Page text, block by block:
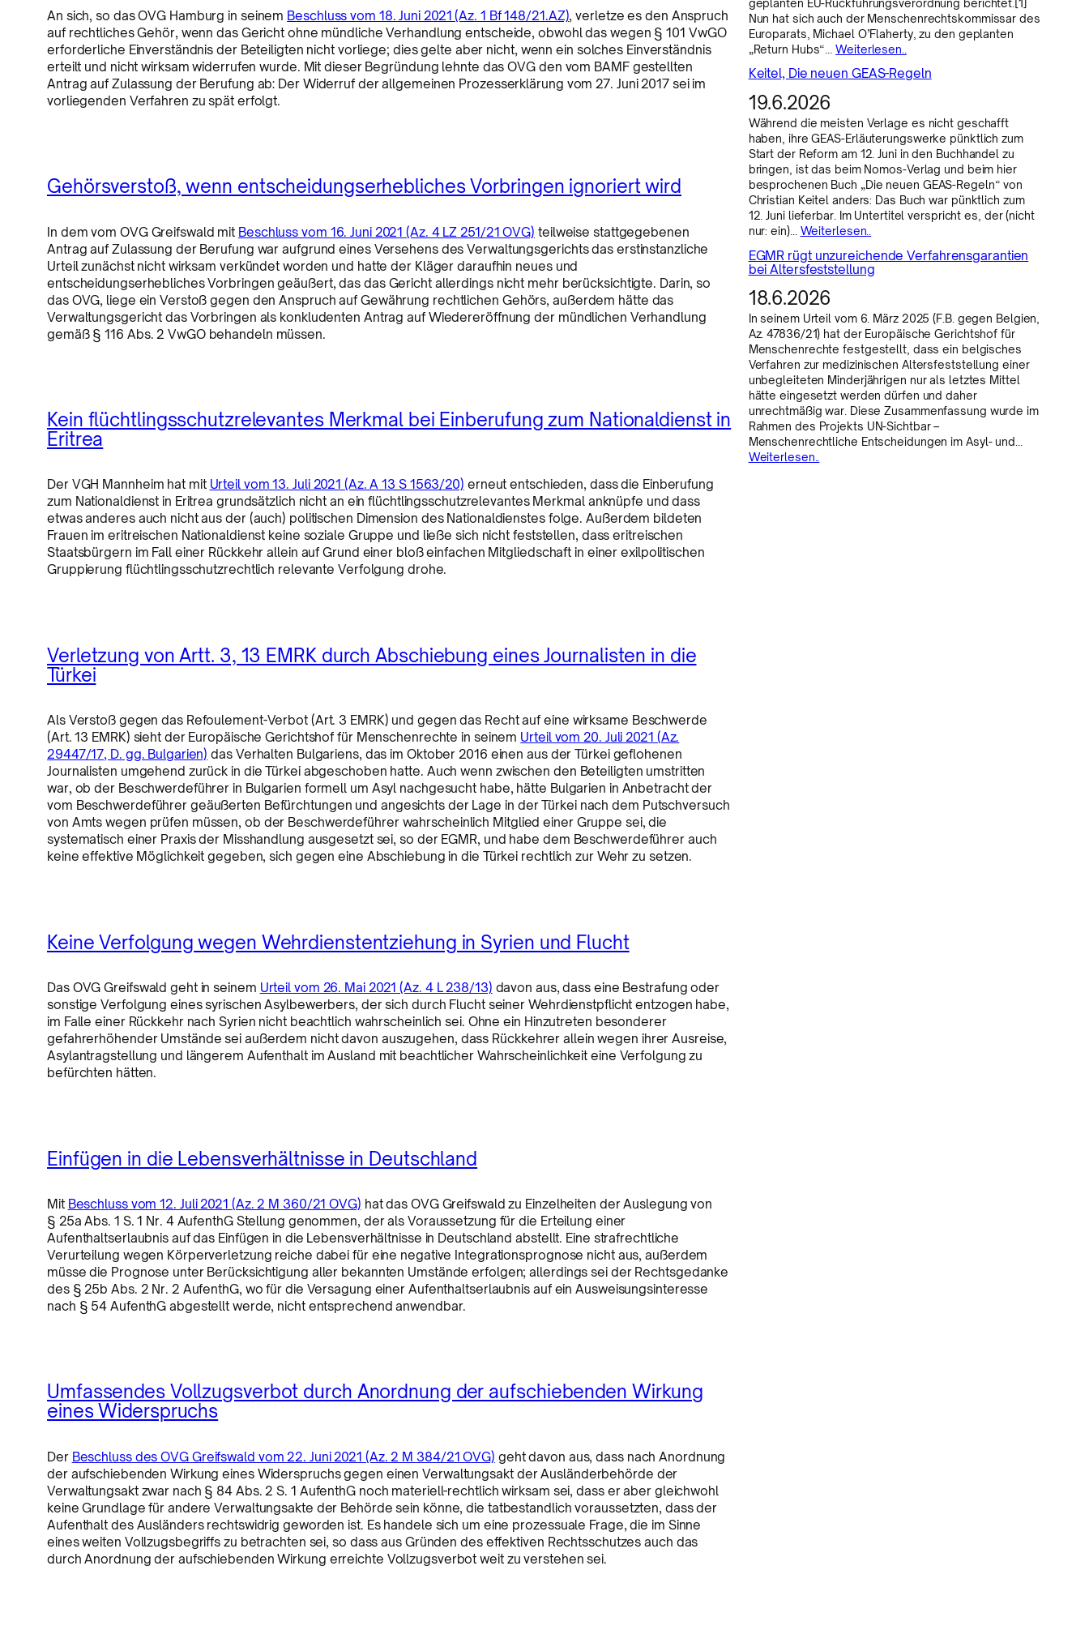
An sich, so das OVG Hamburg in seinem Beschluss vom 18. Juni 2021 (Az. 1 Bf 148/21.AZ), verletze es den Anspruch
auf rechtliches Gehör, wenn das Gericht ohne mündliche Verhandlung entscheide, obwohl das wegen § 101 VwGO
erforderliche Einverständnis der Beteiligten nicht vorliege; dies gelte aber nicht, wenn ein solches Einverständnis
erteilt und nicht wirksam widerrufen wurde. Mit dieser Begründung lehnte das OVG den vom BAMF gestellten
Antrag auf Zulassung der Berufung ab: Der Widerruf der allgemeinen Prozesserklärung vom 27. Juni 2017 sei im
vorliegenden Verfahren zu spät erfolgt.
Gehörsverstoß, wenn entscheidungserhebliches Vorbringen ignoriert wird
In dem vom OVG Greifswald mit Beschluss vom 16. Juni 2021 (Az. 4 LZ 251/21 OVG) teilweise stattgegebenen
Antrag auf Zulassung der Berufung war aufgrund eines Versehens des Verwaltungsgerichts das erstinstanzliche
Urteil zunächst nicht wirksam verkündet worden und hatte der Kläger daraufhin neues und
entscheidungserhebliches Vorbringen geäußert, das das Gericht allerdings nicht mehr berücksichtigte. Darin, so
das OVG, liege ein Verstoß gegen den Anspruch auf Gewährung rechtlichen Gehörs, außerdem hätte das
Verwaltungsgericht das Vorbringen als konkludenten Antrag auf Wiedereröffnung der mündlichen Verhandlung
gemäß § 116 Abs. 2 VwGO behandeln müssen.
Kein flüchtlingsschutzrelevantes Merkmal bei Einberufung zum Nationaldienst in
Eritrea
Der VGH Mannheim hat mit Urteil vom 13. Juli 2021 (Az. A 13 S 1563/20) erneut entschieden, dass die Einberufung
zum Nationaldienst in Eritrea grundsätzlich nicht an ein flüchtlingsschutzrelevantes Merkmal anknüpfe und dass
etwas anderes auch nicht aus der (auch) politischen Dimension des Nationaldienstes folge. Außerdem bildeten
Frauen im eritreischen Nationaldienst keine soziale Gruppe und ließe sich nicht feststellen, dass eritreischen
Staatsbürgern im Fall einer Rückkehr allein auf Grund einer bloß einfachen Mitgliedschaft in einer exilpolitischen
Gruppierung flüchtlingsschutzrechtlich relevante Verfolgung drohe.
Verletzung von Artt. 3, 13 EMRK durch Abschiebung eines Journalisten in die
Türkei
Als Verstoß gegen das Refoulement-Verbot (Art. 3 EMRK) und gegen das Recht auf eine wirksame Beschwerde
(Art. 13 EMRK) sieht der Europäische Gerichtshof für Menschenrechte in seinem Urteil vom 20. Juli 2021 (Az.
29447/17, D. gg. Bulgarien) das Verhalten Bulgariens, das im Oktober 2016 einen aus der Türkei geflohenen
Journalisten umgehend zurück in die Türkei abgeschoben hatte. Auch wenn zwischen den Beteiligten umstritten
war, ob der Beschwerdeführer in Bulgarien formell um Asyl nachgesucht habe, hätte Bulgarien in Anbetracht der
vom Beschwerdeführer geäußerten Befürchtungen und angesichts der Lage in der Türkei nach dem Putschversuch
von Amts wegen prüfen müssen, ob der Beschwerdeführer wahrscheinlich Mitglied einer Gruppe sei, die
systematisch einer Praxis der Misshandlung ausgesetzt sei, so der EGMR, und habe dem Beschwerdeführer auch
keine effektive Möglichkeit gegeben, sich gegen eine Abschiebung in die Türkei rechtlich zur Wehr zu setzen.
Keine Verfolgung wegen Wehrdienstentziehung in Syrien und Flucht
Das OVG Greifswald geht in seinem Urteil vom 26. Mai 2021 (Az. 4 L 238/13) davon aus, dass eine Bestrafung oder
sonstige Verfolgung eines syrischen Asylbewerbers, der sich durch Flucht seiner Wehrdienstpflicht entzogen habe,
im Falle einer Rückkehr nach Syrien nicht beachtlich wahrscheinlich sei. Ohne ein Hinzutreten besonderer
gefahrerhöhender Umstände sei außerdem nicht davon auszugehen, dass Rückkehrer allein wegen ihrer Ausreise,
Asylantragstellung und längerem Aufenthalt im Ausland mit beachtlicher Wahrscheinlichkeit eine Verfolgung zu
befürchten hätten.
Einfügen in die Lebensverhältnisse in Deutschland
Mit Beschluss vom 12. Juli 2021 (Az. 2 M 360/21 OVG) hat das OVG Greifswald zu Einzelheiten der Auslegung von
§ 25a Abs. 1 S. 1 Nr. 4 AufenthG Stellung genommen, der als Voraussetzung für die Erteilung einer
Aufenthaltserlaubnis auf das Einfügen in die Lebensverhältnisse in Deutschland abstellt. Eine strafrechtliche
Verurteilung wegen Körperverletzung reiche dabei für eine negative Integrationsprognose nicht aus, außerdem
müsse die Prognose unter Berücksichtigung aller bekannten Umstände erfolgen; allerdings sei der Rechtsgedanke
des § 25b Abs. 2 Nr. 2 AufenthG, wo für die Versagung einer Aufenthaltserlaubnis auf ein Ausweisungsinteresse
nach § 54 AufenthG abgestellt werde, nicht entsprechend anwendbar.
Umfassendes Vollzugsverbot durch Anordnung der aufschiebenden Wirkung
eines Widerspruchs
Der Beschluss des OVG Greifswald vom 22. Juni 2021 (Az. 2 M 384/21 OVG) geht davon aus, dass nach Anordnung
der aufschiebenden Wirkung eines Widerspruchs gegen einen Verwaltungsakt der Ausländerbehörde der
Verwaltungsakt zwar nach § 84 Abs. 2 S. 1 AufenthG noch materiell-rechtlich wirksam sei, dass er aber gleichwohl
keine Grundlage für andere Verwaltungsakte der Behörde sein könne, die tatbestandlich voraussetzten, dass der
Aufenthalt des Ausländers rechtswidrig geworden ist. Es handele sich um eine prozessuale Frage, die im Sinne
eines weiten Vollzugsbegriffs zu betrachten sei, so dass aus Gründen des effektiven Rechtsschutzes auch das
durch Anordnung der aufschiebenden Wirkung erreichte Vollzugsverbot weit zu verstehen sei.
Nun hat sich auch der Menschenrechtskommissar des
Europarats, Michael O’Flaherty, zu den geplanten
„Return Hubs“…Weiterlesen..
Keitel, Die neuen GEAS-Regeln
19.6.2026
Während die meisten Verlage es nicht geschafft
haben, ihre GEAS-Erläuterungswerke pünktlich zum
Start der Reform am 12. Juni in den Buchhandel zu
bringen, ist das beim Nomos-Verlag und beim hier
besprochenen Buch „Die neuen GEAS-Regeln“ von
Christian Keitel anders: Das Buch war pünktlich zum
12. Juni lieferbar. Im Untertitel verspricht es, der (nicht
nur: ein)… Weiterlesen..
EGMR rügt unzureichende Verfahrensgarantien
bei Altersfeststellung
18.6.2026
In seinem Urteil vom 6. März 2025 (F.B. gegen Belgien,
Az. 47836/21) hat der Europäische Gerichtshof für
Menschenrechte festgestellt, dass ein belgisches
Verfahren zur medizinischen Altersfeststellung einer
unbegleiteten Minderjährigen nur als letztes Mittel
hätte eingesetzt werden dürfen und daher
unrechtmäßig war. Diese Zusammenfassung wurde im
Rahmen des Projekts UN-Sichtbar –
Menschenrechtliche Entscheidungen im Asyl- und…
Weiterlesen..